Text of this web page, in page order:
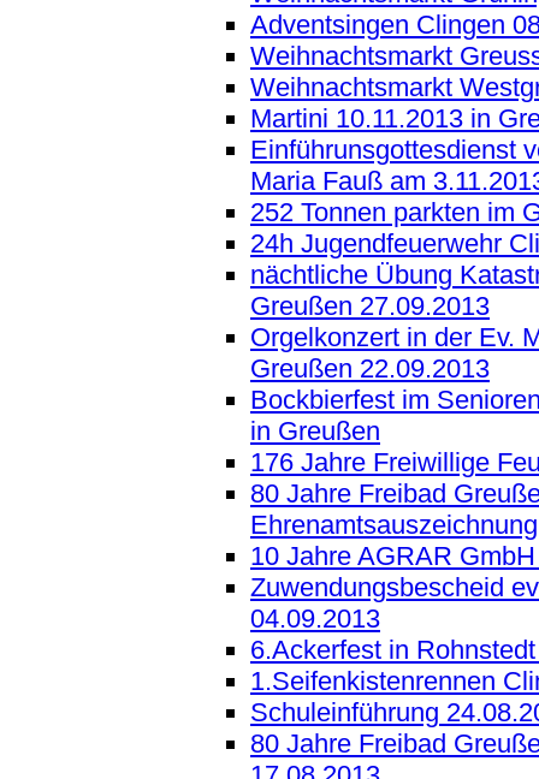
Adventsingen Clingen
Weihnachtsmarkt
Weihnachtsmarkt
Martini 10.11.2013 in
Einführunsgottesdienst
Maria Fauß am
252 Tonnen parkten im
24h Jugendfeuerwehr
nächtliche Übung
Greußen 27.09.2013
Orgelkonzert in der Ev.
Greußen 22.09.2013
Bockbierfest im
in Greußen
176 Jahre Freiwillige
80 Jahre Freibad
Ehrenamtsauszeichnung
10 Jahre AGRAR
Zuwendungsbescheid
04.09.2013
6.Ackerfest in
1.Seifenkistenrennen
Schuleinführung
80 Jahre Freibad